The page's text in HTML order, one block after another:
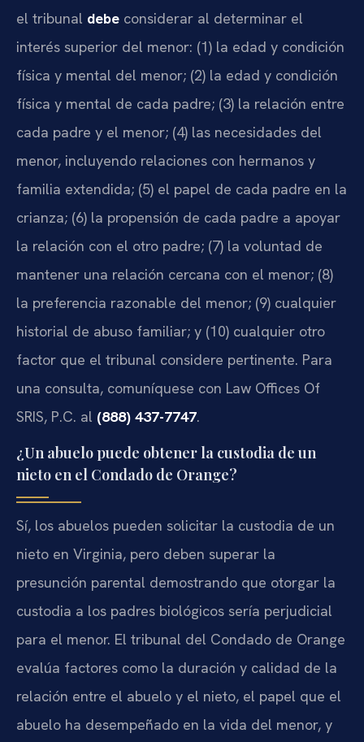
el tribunal debe considerar al determinar el
interés superior del menor: (1) la edad y condición
física y mental del menor; (2) la edad y condición
física y mental de cada padre; (3) la relación entre
cada padre y el menor; (4) las necesidades del
menor, incluyendo relaciones con hermanos y
familia extendida; (5) el papel de cada padre en la
crianza; (6) la propensión de cada padre a apoyar
la relación con el otro padre; (7) la voluntad de
mantener una relación cercana con el menor; (8)
la preferencia razonable del menor; (9) cualquier
historial de abuso familiar; y (10) cualquier otro
factor que el tribunal considere pertinente. Para
una consulta, comuníquese con Law Offices Of
SRIS, P.C. al (888) 437-7747.
¿Un abuelo puede obtener la custodia de un
nieto en el Condado de Orange?
Sí, los abuelos pueden solicitar la custodia de un
nieto en Virginia, pero deben superar la
presunción parental demostrando que otorgar la
custodia a los padres biológicos sería perjudicial
para el menor. El tribunal del Condado de Orange
evalúa factores como la duración y calidad de la
relación entre el abuelo y el nieto, el papel que el
abuelo ha desempeñado en la vida del menor, y